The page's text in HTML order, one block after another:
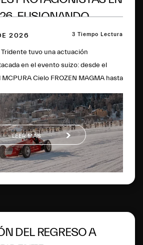
FUSIONANDO
PERSONALIZADA Y
2026 3 Tiempo Lectura
Tridente tuvo una actuación
en el evento suizo: desde el
Cielo FROZEN MAGMA hasta
LEER MÁS
DEL REGRESO A